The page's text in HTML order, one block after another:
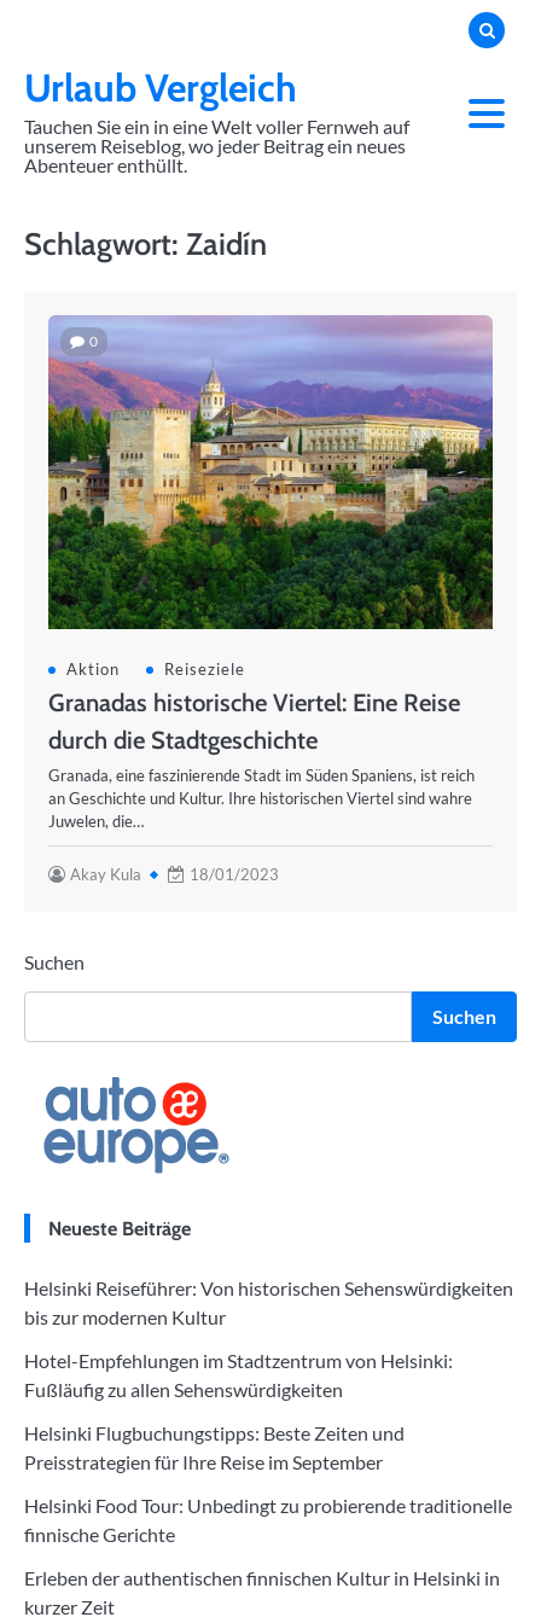
contentUrlaub Vergleich
Tauchen Sie ein in eine Welt voller Fernweh auf
unserem Reiseblog, wo jeder Beitrag ein neues
Abenteuer enthüllt.
Schlagwort: Zaidín
0
Aktion Reiseziele
Granadas historische Viertel: Eine Reise
durch die Stadtgeschichte
Granada, eine faszinierende Stadt im Süden Spaniens, ist reich
an Geschichte und Kultur. Ihre historischen Viertel sind wahre
Juwelen, die…
Akay Kula 18/01/2023
Suchen
Suchen
Neueste Beiträge
Helsinki Reiseführer: Von historischen Sehenswürdigkeiten
bis zur modernen Kultur
Hotel-Empfehlungen im Stadtzentrum von Helsinki:
Fußläufig zu allen Sehenswürdigkeiten
Helsinki Flugbuchungstipps: Beste Zeiten und
Preisstrategien für Ihre Reise im September
Helsinki Food Tour: Unbedingt zu probierende traditionelle
finnische Gerichte
Erleben der authentischen finnischen Kultur in Helsinki in
kurzer Zeit